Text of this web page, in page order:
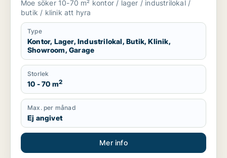
Moe söker 10-70 m² kontor / lager / industrilokal /
butik / klinik att hyra
Type
Kontor, Lager, Industrilokal, Butik, Klinik,
Showroom, Garage
Storlek
10 - 70 m2
Max. per månad
Ej angivet
Mer info